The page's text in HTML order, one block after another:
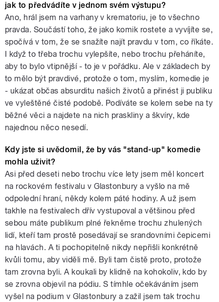
jak to předvádíte v jednom svém výstupu?
Ano, hrál jsem na varhany v krematoriu, je to všechno
pravda. Součástí toho, že jako komik rostete a vyvíjíte se,
spočívá v tom, že se snažíte najít pravdu v tom, co říkáte.
I když to třeba trochu vylepšíte, nebo trochu přeháníte,
aby to bylo vtipnější - to je v pořádku. Ale v základech by
to mělo být pravdivé, protože o tom, myslím, komedie je
- ukázat občas absurditu našich životů a přinést ji publiku
ve vyleštěné čisté podobě. Podíváte se kolem sebe na ty
běžné věci a najdete na nich praskliny a škvíry, kde
najednou něco nesedí.
Kdy jste si uvědomil, že by vás "stand-up" komedie
mohla uživit?
Asi před deseti nebo trochu více lety jsem měl koncert
na rockovém festivalu v Glastonbury a vyšlo na mě
odpolední hraní, někdy kolem páté hodiny. A už jsem
takhle na festivalech dřív vystupoval a většinou před
sebou máte publikum plné řekněme trochu zhulených
lidí, kteří tam prostě posedávají se srandovními čepicemi
na hlavách. A ti pochopitelně nikdy nepřišli konkrétně
kvůli tomu, aby viděli mě. Byli tam čistě proto, protože
tam zrovna byli. A koukali by klidně na kohokoliv, kdo by
se zrovna objevil na pódiu. S tímhle očekáváním jsem
vyšel na podium v Glastonbury a zažil jsem tak trochu